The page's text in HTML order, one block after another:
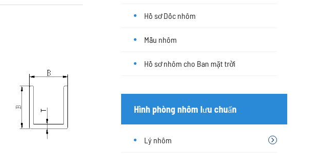
Hồ sơ Dốc nhôm
Mẫu nhôm
Hồ sơ nhôm cho Ban mặt trời
Hình phòng nhôm lưu chuẩn
Lý nhôm